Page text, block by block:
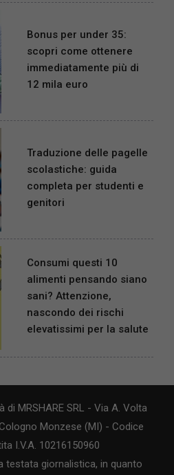
Bonus per under 35:
scopri come ottenere
immediatamente più di
12 mila euro
Traduzione delle pagelle
scolastiche: guida
completa per studenti e
genitori
Consumi questi 10
alimenti pensando siano
sani? Attenzione,
nascondo dei rischi
elevatissimi per la salute
di MRSHARE SRL - Via A. Volta
Monzese (MI) - Codice
I.V.A. 10216150960
testata giornalistica, in quanto